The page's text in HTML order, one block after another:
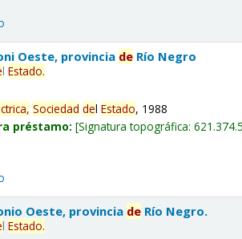
Oeste, provincia de Río Negro
lEstado.
Sociedad delEstado, 1988
préstamo: Signatura topográfica:
Oeste, provincia de Río Negro.
lEstado.